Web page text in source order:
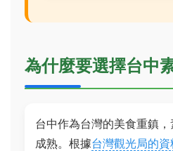
為什麼要選擇台中
台中作為台灣的美食重鎮
成熟。根據台灣觀光局的資